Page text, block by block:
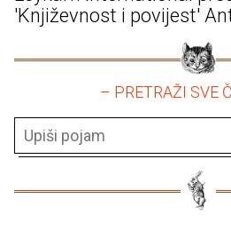
'Književnost i povijest'
– PRETRAŽI SVE